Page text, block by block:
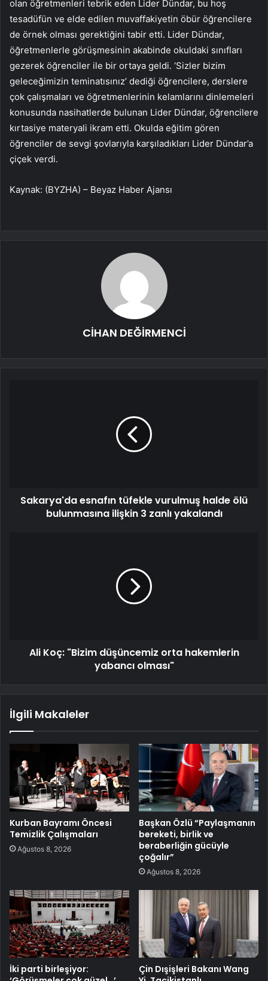
olan öğretmenleri tebrik eden Lider Dündar, bu hoş
tesadüfün ve elde edilen muvaffakiyetin öbür öğrencilere
de örnek olması gerektiğini tabir etti. Lider Dündar,
öğretmenlerle görüşmesinin akabinde okuldaki sınıfları
gezerek öğrenciler ile bir ortaya geldi. ‘Sizler bizim
geleceğimizin teminatısınız’ dediği öğrencilere, derslere
çok çalışmaları ve öğretmenlerinin kelamlarını dinlemeleri
konusunda nasihatlerde bulunan Lider Dündar, öğrencilere
kırtasiye materyali ikram etti. Okulda eğitim gören
öğrenciler de sevgi şovlarıyla karşıladıkları Lider Dündar’a
çiçek verdi.
Kaynak: (BYZHA) – Beyaz Haber Ajansı
CİHAN DEĞİRMENCİ
Sakarya'da esnafın tüfekle vurulmuş halde ölü
bulunmasına ilişkin 3 zanlı yakalandı
Ali Koç: "Bizim düşüncemiz orta hakemlerin
yabancı olması"
İlgili Makaleler
Kurban Bayramı Öncesi
Temizlik Çalışmaları
Ağustos 8, 2026
Başkan Özlü “Paylaşmanın
bereketi, birlik ve
beraberliğin gücüyle
çoğalır”
Ağustos 8, 2026
İki parti birleşiyor:
Çin Dışişleri Bakanı Wang